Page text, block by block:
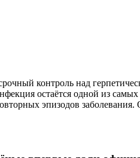
контроль над
остаётся одной из
эпизодов